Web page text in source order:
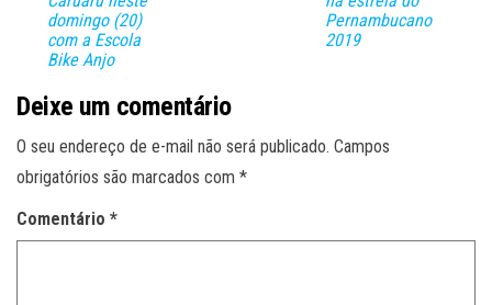
domingo (20)
com a Escola
Bike Anjo
Pernambucano
2019
Deixe um comentário
O seu endereço de e-mail não será publicado. Campos
obrigatórios são marcados com *
Comentário *